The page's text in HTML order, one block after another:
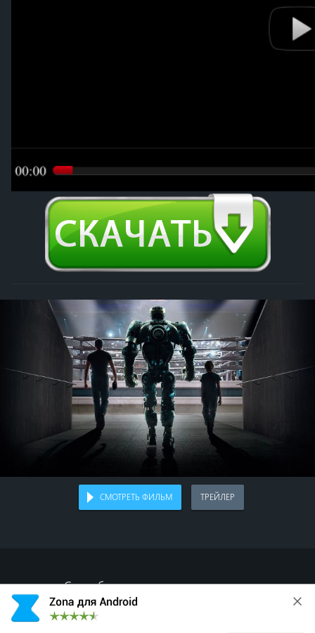
СМОТРЕТЬ ФИЛЬМ ТРЕЙЛЕР
Спасибо, что делитесь с друзьями